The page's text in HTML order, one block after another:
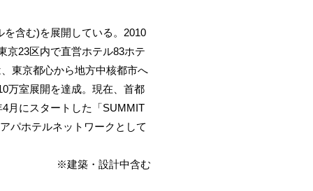
含む)を展開している。2010
京23区内で直営ホテル83ホテ
東京都心から地方中核都市へ
万室展開を達成。現在、首都
月にスタートした「SUMMIT
パホテルネットワークとして
※建築・設計中含む